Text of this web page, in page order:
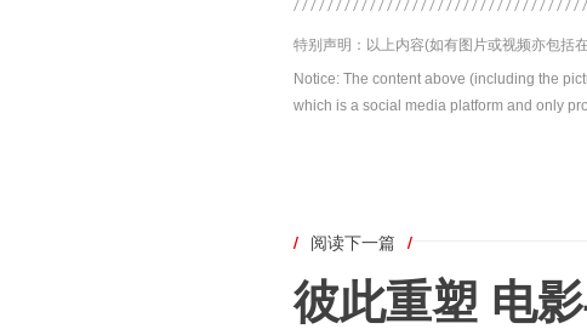
特别声明：以上内容(如有图片或视频亦包括
Notice: The content above (including the
which is a social media platform and only
/ 阅读下一篇 /
彼此重塑 电